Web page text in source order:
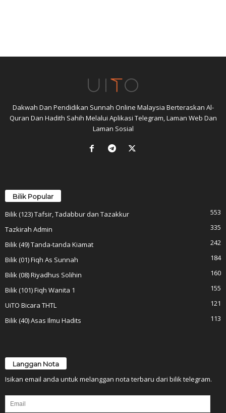
Dakwah Dan Pendidikan Sunnah Online Malaysia Berteraskan Al-
Quran Dan Hadith Sahih Melalui Aplikasi Telegram, Laman Web Dan
Laman Sosial
Bilik Popular
Bilik (123) Tafsir, Tadabbur dan Tazakkur
553
Tazkirah Admin
335
Bilik (49) Tanda-tanda Kiamat
242
Bilik (01) Fiqh As Sunnah
184
Bilik (08) Riyadhus Solihin
160
Bilik (101) Fiqh Wanita 1
155
UiTO Bicara THTL
121
Bilik (40) Asas Ilmu Hadits
113
Langgan Nota
Isikan email anda untuk melanggan nota terbaru dari bilik telegram.
Email